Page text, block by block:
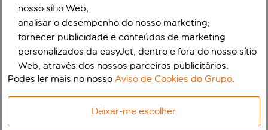
nosso sítio Web;
analisar o desempenho do nosso marketing;
fornecer publicidade e conteúdos de marketing
personalizados da easyJet, dentro e fora do nosso sítio
Web, através dos nossos parceiros publicitários.
Podes ler mais no nossoAviso de Cookies do Grupo.
Deixar-me escolher